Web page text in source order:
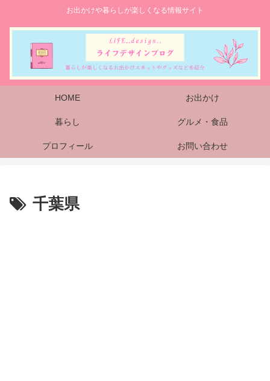
お出かけや暮らしが楽しくなる情報サイト
HOME お出かけ
暮らし グルメ・食品
プロフィール お問い合わせ
千葉県